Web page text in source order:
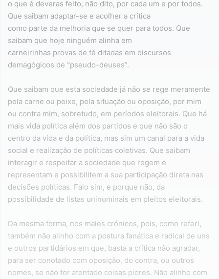
o que é deveras feito, não dito, por cada um e por todos.
Que saibam adaptar-se e acolher a crítica
como parte da melhoria que se quer para todos. Que
saibam que hoje ninguém alinha em
carneirinhas provas de fé ditadas em discursos
demagógicos de “pseudo-deuses”.
Que saibam que esta sociedade já não se rege meramente
pela carne ou peixe, pela situação ou oposição, por mim
ou contra mim, sobretudo, em períodos eleitorais. Que há
mais vida política além dos partidos e que não são o
centro da vida e da política, mas sim um canal para a vida
social e realização de políticas coletivas. Que saibam
interagir e respeitar a sociedade que regem e
representam e possibilitem a sua participação direta nas
decisões políticas. Falo sim, e porque não, da
possibilidade de listas uninominais em pleitos eleitorais.
Da mesma forma, nos males crónicos, pois, como referi,
também não alinho com a postura fanática e radical de uns
e outros partidários em que, basta a crítica não agradar,
para ser conotado com oposição, do contra, ou outros
nomes, se não for atentado coisas piores. Não alinho com